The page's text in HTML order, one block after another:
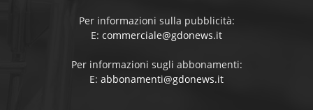
Per informazioni sulla pubblicità:
E: commerciale@gdonews.it
Per informazioni sugli abbonamenti:
E: abbonamenti@gdonews.it